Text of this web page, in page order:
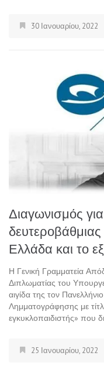
30 Ιανουαρίου, 2022
Διαγωνισμός
Ελλάδα και το
Η Γενική Γραμματεία
Διπλωματίας του
αιγίδα της τον
Λημματογράφησης με
εγκυκλοπαιδιστής» που
25 Ιανουαρίου, 2022